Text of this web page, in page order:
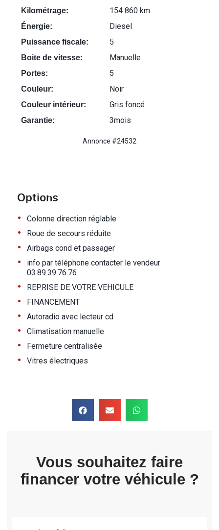
Options
• Colonne direction réglable
• Roue de secours réduite
• Airbags cond et passager
•
info par téléphone contacter le vendeur
03.89.39.76.76
• REPRISE DE VOTRE VEHICULE
• FINANCEMENT
• Autoradio avec lecteur cd
• Climatisation manuelle
• Fermeture centralisée
• Vitres électriques
Kilométrage: 154 860 km
Énergie: Diesel
Puissance fiscale: 5
Boite de vitesse: Manuelle
Portes: 5
Couleur: Noir
Couleur intérieur: Gris foncé
Garantie: 3mois
Annonce #24532
Vous souhaitez faire
financer votre véhicule ?